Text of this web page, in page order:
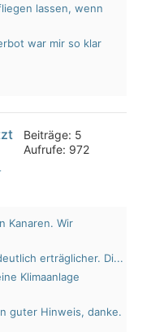
lassen, wenn
war mir so klar
Beiträge: 5
Aufrufe: 972
Kanaren. Wir
erträglicher. Di...
Klimaanlage
guter Hinweis, danke.